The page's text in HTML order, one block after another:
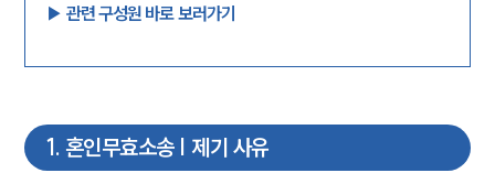
▶︎ 관련 구성원 바로 보러가기
1. 혼인무효소송 | 제기 사유